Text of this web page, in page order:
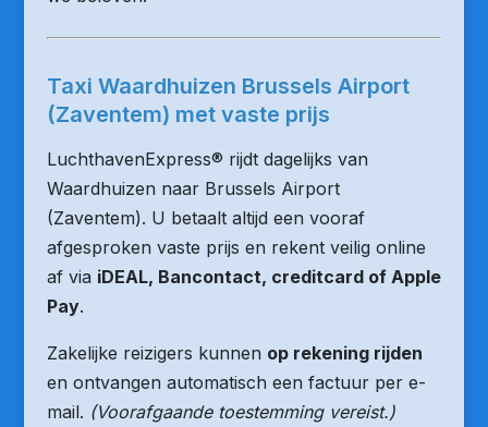
Taxi Waardhuizen Brussels Airport
(Zaventem) met vaste prijs
LuchthavenExpress® rijdt dagelijks van
Waardhuizen naar Brussels Airport
(Zaventem). U betaalt altijd een vooraf
afgesproken vaste prijs en rekent veilig online
af via iDEAL, Bancontact, creditcard of Apple
Pay.
Zakelijke reizigers kunnen op rekening rijden
en ontvangen automatisch een factuur per e-
mail. (Voorafgaande toestemming vereist.)